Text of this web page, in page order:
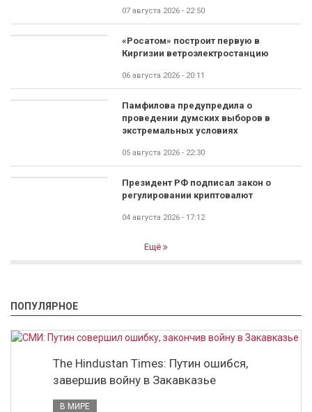
07 августа 2026 - 22:50
«Росатом» построит первую в
Киргизии ветроэлектростанцию
06 августа 2026 - 20:11
Памфилова предупредила о
проведении думских выборов в
экстремальных условиях
05 августа 2026 - 22:30
Президент РФ подписал закон о
регулировании криптовалют
04 августа 2026 - 17:12
Ещё
ПОПУЛЯРНОЕ
The Hindustan Times: Путин ошибся,
завершив войну в Закавказье
В МИРЕ